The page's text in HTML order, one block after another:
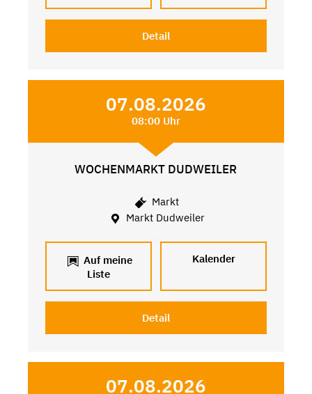
Detail
07.08.2026
08:00 Uhr
WOCHENMARKT DUDWEILER
Markt
Markt Dudweiler
Auf meine
Liste
Kalender
Detail
07.08.2026